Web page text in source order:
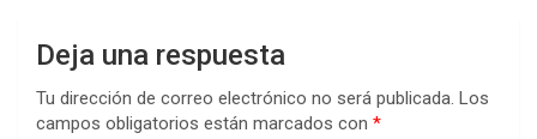
Deja una respuesta
Tu dirección de correo electrónico no será publicada. Los
campos obligatorios están marcados con *